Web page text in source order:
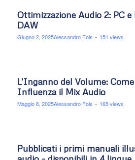
Ottimizzazione Audio 2: PC e
DAW
Giugno 2, 2025Alessandro Fois - 151 views
L’Inganno del Volume:
Influenza il Mix Audio
Maggio 8, 2025Alessandro Fois - 165 views
Pubblicati i primi manuali